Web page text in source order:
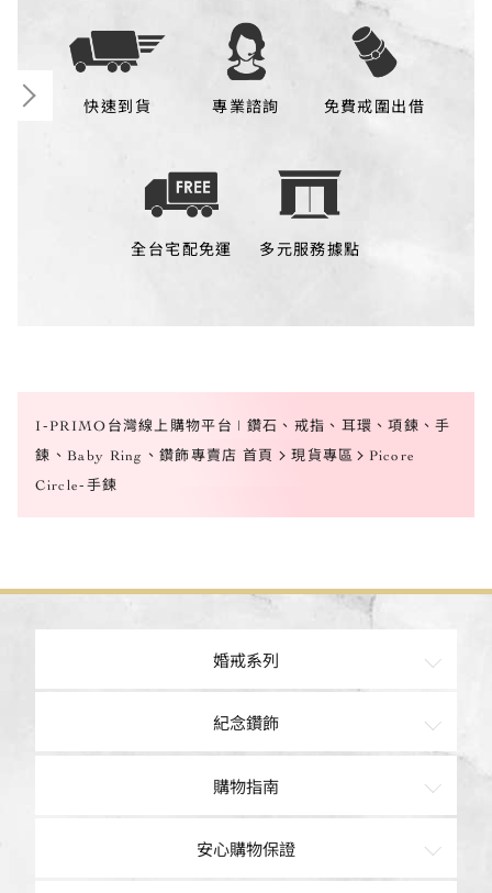
快速到貨 專業諮詢 免費戒圍出借
全台宅配免運 多元服務據點
I-PRIMO台灣線上購物平台 | 鑽石、戒指、耳環、項鍊、手
鍊、Baby Ring、鑽飾專賣店 首頁
現貨專區
Picore
Circle-手鍊
婚戒系列
訂婚鑽戒
結婚對戒
紀念鑽飾
戒指
手鍊
購物指南
購物車
安心購物保證